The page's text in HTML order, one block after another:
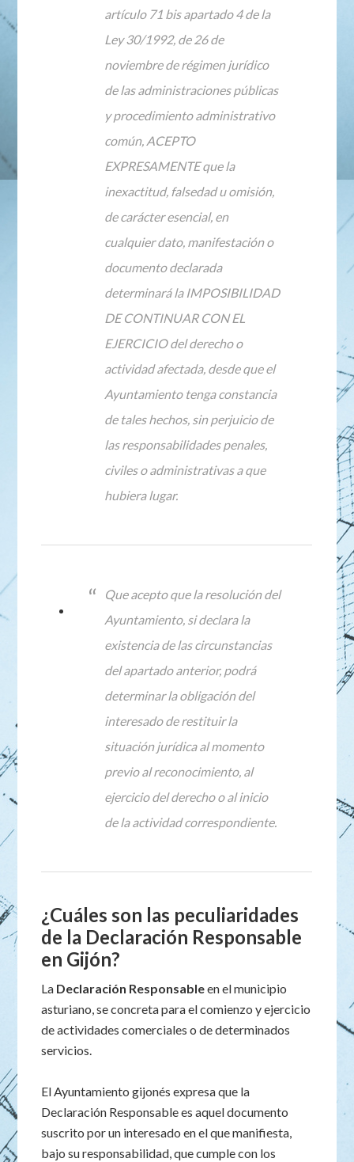
artículo 71 bis apartado 4 de la
Ley 30/1992, de 26 de
noviembre de régimen jurídico
de las administraciones públicas
y procedimiento administrativo
común, ACEPTO
EXPRESAMENTE que la
inexactitud, falsedad u omisión,
de carácter esencial, en
cualquier dato, manifestación o
documento declarada
determinará la IMPOSIBILIDAD
DE CONTINUAR CON EL
EJERCICIO del derecho o
actividad afectada, desde que el
Ayuntamiento tenga constancia
de tales hechos, sin perjuicio de
las responsabilidades penales,
civiles o administrativas a que
hubiera lugar.
Que acepto que la resolución del
Ayuntamiento, si declara la
existencia de las circunstancias
del apartado anterior, podrá
determinar la obligación del
interesado de restituir la
situación jurídica al momento
previo al reconocimiento, al
ejercicio del derecho o al inicio
de la actividad correspondiente.
¿Cuáles son las peculiaridades
de la Declaración Responsable
en Gijón?
La Declaración Responsableen el municipio
asturiano, se concreta para el comienzo y ejercicio
de actividades comerciales o de determinados
servicios.
El Ayuntamiento gijonés expresa que la
Declaración Responsable es aquel documento
suscrito por un interesado en el que manifiesta,
bajo su responsabilidad, que cumple con los